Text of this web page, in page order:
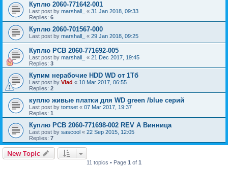
Куплю 2060-771642-001
Last post by marshall_ « 31 Jan 2018, 09:33
Replies: 6
Куплю 2060-701567-000
Last post by marshall_ « 29 Jan 2018, 09:25
Куплю PCB 2060-771692-005
Last post by marshall_ « 21 Dec 2017, 19:45
Replies: 3
Купим нерабочие HDD WD от 1Тб
Last post by Vlad « 10 Mar 2017, 06:55
Replies: 2
куплю живые платки для WD green /blue серий
Last post by tomset « 07 Mar 2017, 19:37
Replies: 1
Куплю PCB 2060-771698-002 REV A Винница
Last post by sascool « 22 Sep 2015, 12:05
Replies: 7
New Topic
11 topics • Page 1 of 1